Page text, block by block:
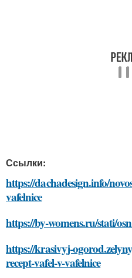
Ссылки:
https://dachadesign.info/
vafelnice
https://by-womens.ru/stati/
https://krasivyj-
recept-vafel-v-vafelnice